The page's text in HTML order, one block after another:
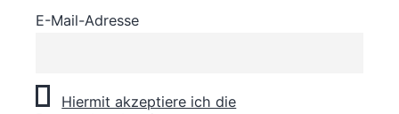
E-Mail-Adresse
Hiermit akzeptiere ich die